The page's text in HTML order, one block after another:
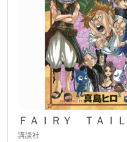
ＦＡＩＲＹ ＴＡＩＬ
講談社